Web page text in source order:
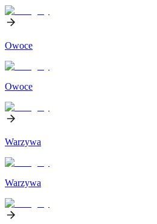
Owoce
Owoce
Warzywa
Warzywa